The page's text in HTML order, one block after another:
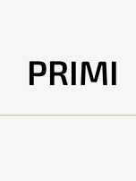
PRIMI